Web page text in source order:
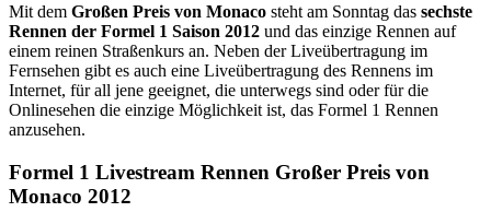
Mit dem Großen Preis von Monaco steht am Sonntag das sechste
Rennen der Formel 1 Saison 2012 und das einzige Rennen auf
einem reinen Straßenkurs an. Neben der Liveübertragung im
Fernsehen gibt es auch eine Liveübertragung des Rennens im
Internet, für all jene geeignet, die unterwegs sind oder für die
Onlinesehen die einzige Möglichkeit ist, das Formel 1 Rennen
anzusehen.
Formel 1 Livestream Rennen Großer Preis von
Monaco 2012